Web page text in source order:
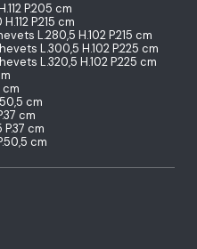
P.205 cm
P.215 cm
L.280,5 H.102 P.215 cm
L.300,5 H.102 P.225 cm
L.320,5 H.102 P.225 cm
cm
cm
cm
cm
cm